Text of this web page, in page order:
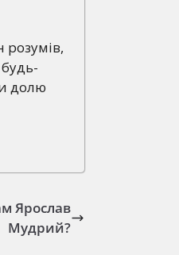
розумів,
долю
Ярослав
Мудрий?